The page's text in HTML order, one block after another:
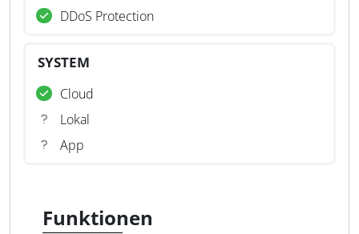
DDoS Protection
SYSTEM
Cloud
Lokal
App
Funktionen